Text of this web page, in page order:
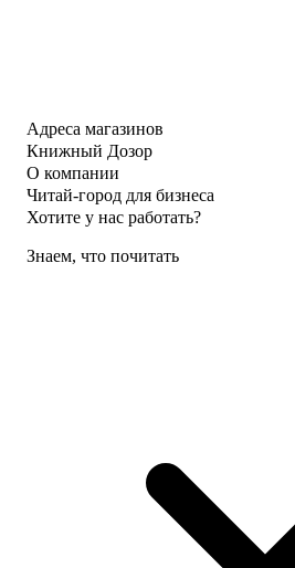
Адреса магазинов
Книжный Дозор
О компании
Читай-город для бизнеса
Хотите у нас работать?
Знаем, что почитать